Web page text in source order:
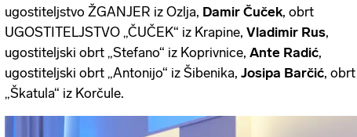
ugostiteljstvo ŽGANJER iz Ozlja, Damir Čuček, obrt
UGOSTITELJSTVO „ČUČEK“ iz Krapine, Vladimir Rus,
ugostiteljski obrt „Stefano“ iz Koprivnice, Ante Radić,
ugostiteljski obrt „Antonijo“ iz Šibenika, Josipa Barčić, obrt
„Škatula“ iz Korčule.